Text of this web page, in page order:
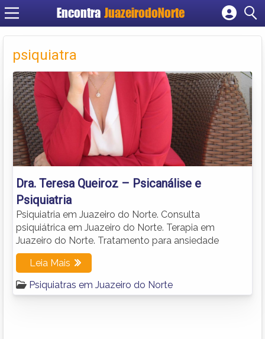
Encontra JuazeirodoNorte
Cadastrar empresa
psiquiatra
Dra. Teresa Queiroz – Psicanálise e
Psiquiatria
Psiquiatria em Juazeiro do Norte. Consulta
psiquiátrica em Juazeiro do Norte. Terapia em
Juazeiro do Norte. Tratamento para ansiedade
Leia Mais
Psiquiatras em Juazeiro do Norte